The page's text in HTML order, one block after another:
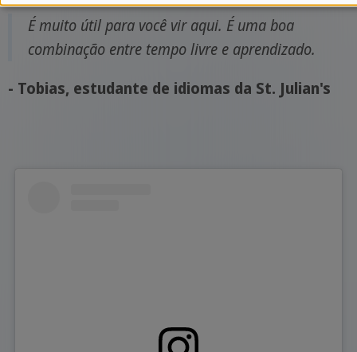
É muito útil para você vir aqui. É uma boa
combinação entre tempo livre e aprendizado.
- Tobias, estudante de idiomas da St. Julian's